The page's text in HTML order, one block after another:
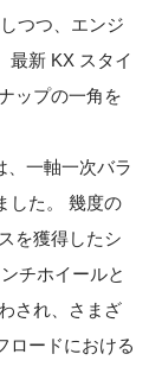
つつ、エンジ
最新 KX スタイ
ップの一角を
、一軸一次バラ
した。 幾度の
を獲得したシ
チホイールと
され、さまざ
ロードにおける